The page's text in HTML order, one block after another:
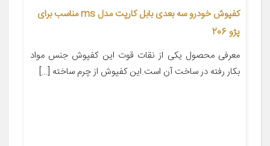
کفپوش خودرو سه بعدی بابل کارپت مدل ms مناسب برای
پژو 206
معرفی محصول یکی از نقات قوت این کفپوش جنس مواد
بکار رفته در ساخت آن است.این کفپوش از چرم ساخته […]